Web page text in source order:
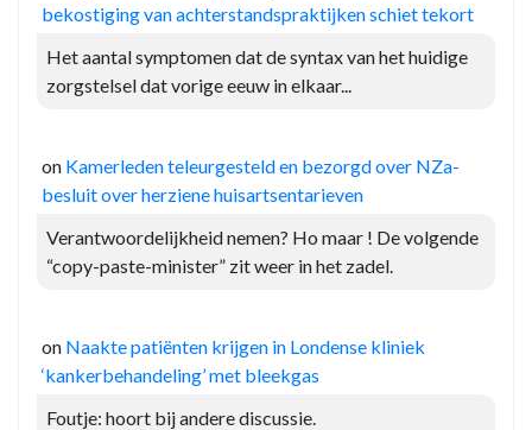
bekostiging van achterstandspraktijken schiet tekort
Het aantal symptomen dat de syntax van het huidige
zorgstelsel dat vorige eeuw in elkaar...
on Kamerleden teleurgesteld en bezorgd over NZa-
besluit over herziene huisartsentarieven
Verantwoordelijkheid nemen? Ho maar ! De volgende
“copy-paste-minister” zit weer in het zadel.
on Naakte patiënten krijgen in Londense kliniek
‘kankerbehandeling’ met bleekgas
Foutje: hoort bij andere discussie.